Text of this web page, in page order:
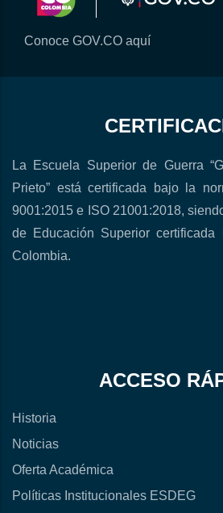
Conoce GOV.CO aquí
La Escuela Superior de Guerra
Prieto” está certificada bajo la
9001:2015 e ISO 21001:2018,
de Educación Superior
Colombia.
ACCESO
Historia
Noticias
Oferta Académica
Políticas Institucionales ESDEG